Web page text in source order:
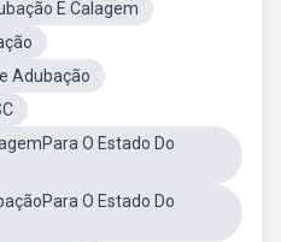
E Calagem
Adubação
O Estado Do
O Estado Do